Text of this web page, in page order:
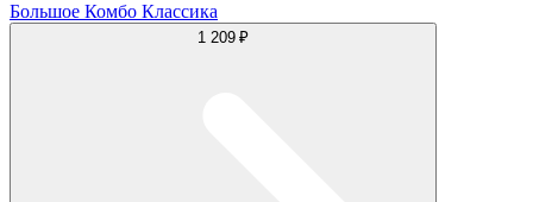
Большое Комбо Классика
1 209 ₽